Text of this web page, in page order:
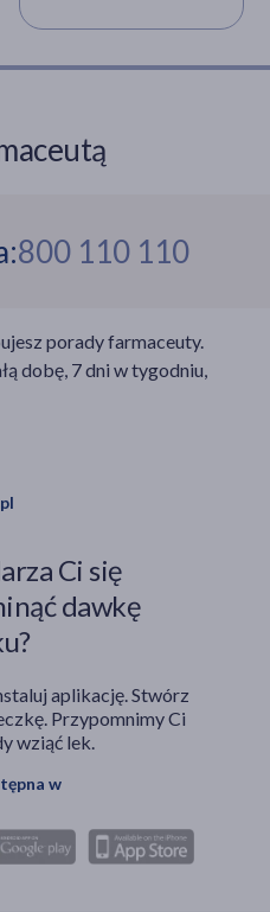
800 110 110
porady farmaceuty.
dobę, 7 dni w tygodniu,
Ci się
dawkę
aplikację. Stwórz
Przypomnimy Ci
wziąć lek.
w